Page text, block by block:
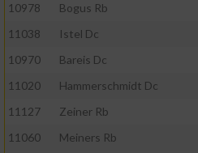
10978
Bogus Rb
11038
Istel Dc
10970
Bareis Dc
11020
Hammerschmidt Dc
11127
Zeiner Rb
11060
Meiners Rb